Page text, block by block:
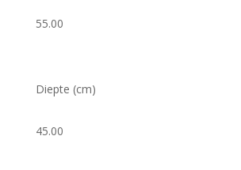
55.00
Diepte (cm)
45.00